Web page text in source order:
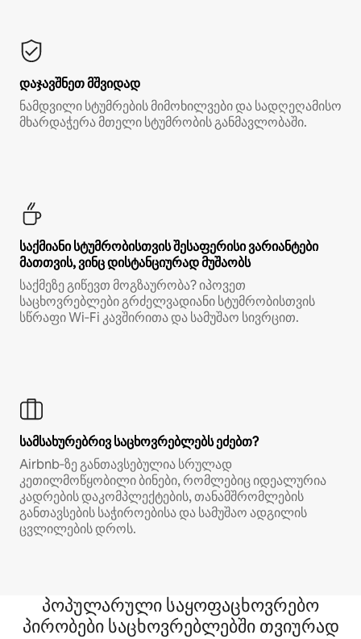
დაჯავშნეთ მშვიდად
ნამდვილი სტუმრების მიმოხილვები და სადღეღამისო
მხარდაჭერა მთელი სტუმრობის განმავლობაში.
საქმიანი სტუმრობისთვის შესაფერისი ვარიანტები
მათთვის, ვინც დისტანციურად მუშაობს
საქმეზე გიწევთ მოგზაურობა? იპოვეთ
საცხოვრებლები გრძელვადიანი სტუმრობისთვის
სწრაფი Wi‑Fi კავშირითა და სამუშაო სივრცით.
სამსახურებრივ საცხოვრებლებს ეძებთ?
Airbnb‑ზე განთავსებულია სრულად
კეთილმოწყობილი ბინები, რომლებიც იდეალურია
კადრების დაკომპლექტების, თანამშრომლების
განთავსების საჭიროებისა და სამუშაო ადგილის
ცვლილების დროს.
პოპულარული საყოფაცხოვრებო
პირობები საცხოვრებლებში თვიურად